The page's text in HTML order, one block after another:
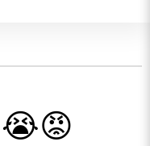
😭😡